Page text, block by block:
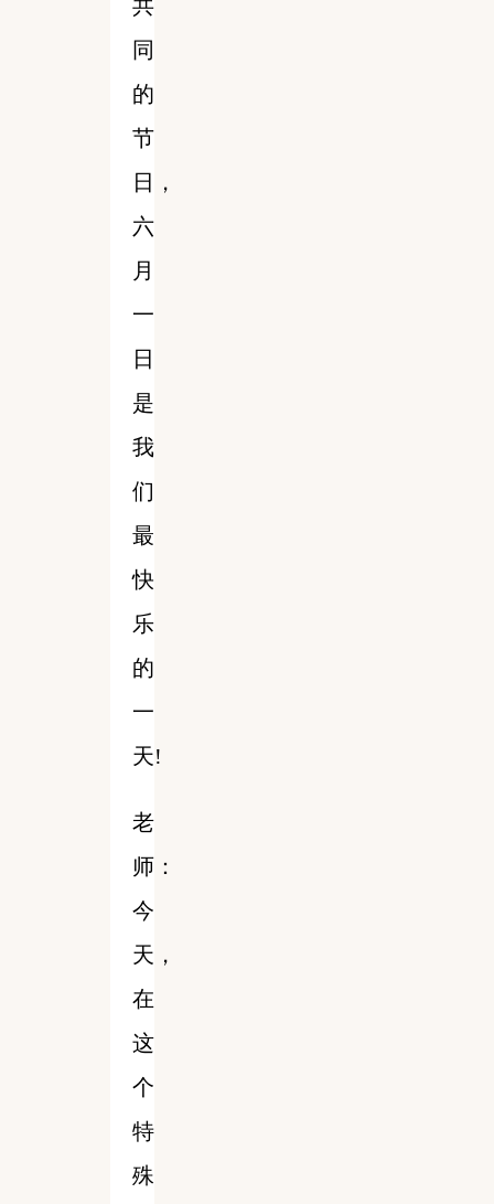
共
同
的
节
日，
六
月
一
日
是
我
们
最
快
乐
的
一
天!
老
师：
今
天，
在
这
个
特
殊